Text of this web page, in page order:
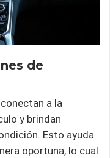
de
a la
y brindan
Esto ayuda
oportuna, lo cual